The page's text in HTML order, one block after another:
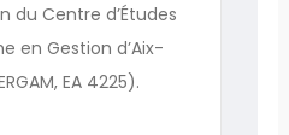
du Centre d’Études
en Gestion d’Aix-
EA 4225).